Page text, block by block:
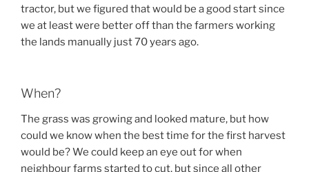
tractor, but we figured that would be a good start since
we at least were better off than the farmers working
the lands manually just 70 years ago.
When?
The grass was growing and looked mature, but how
could we know when the best time for the first harvest
would be? We could keep an eye out for when
neighbour farms started to cut, but since all other